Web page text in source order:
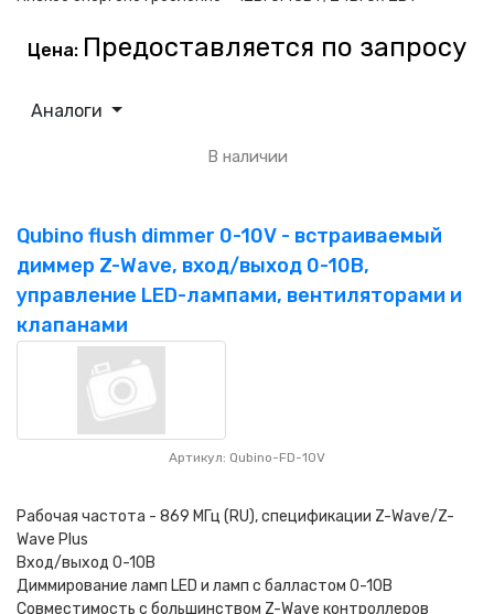
Цена: Предоставляется по запросу
Аналоги
В наличии
Qubino flush dimmer 0-10V - встраиваемый
диммер Z-Wave, вход/выход 0-10В,
управление LED-лампами, вентиляторами и
клапанами
Артикул: Qubino-FD-10V
Рабочая частота - 869 MГц (RU), cпецификации Z-Wave/Z-
Wave Plus
Вход/выход 0-10В
Диммирование ламп LED и ламп с балластом 0-10В
Совместимость с большинством Z-Wave контроллеров